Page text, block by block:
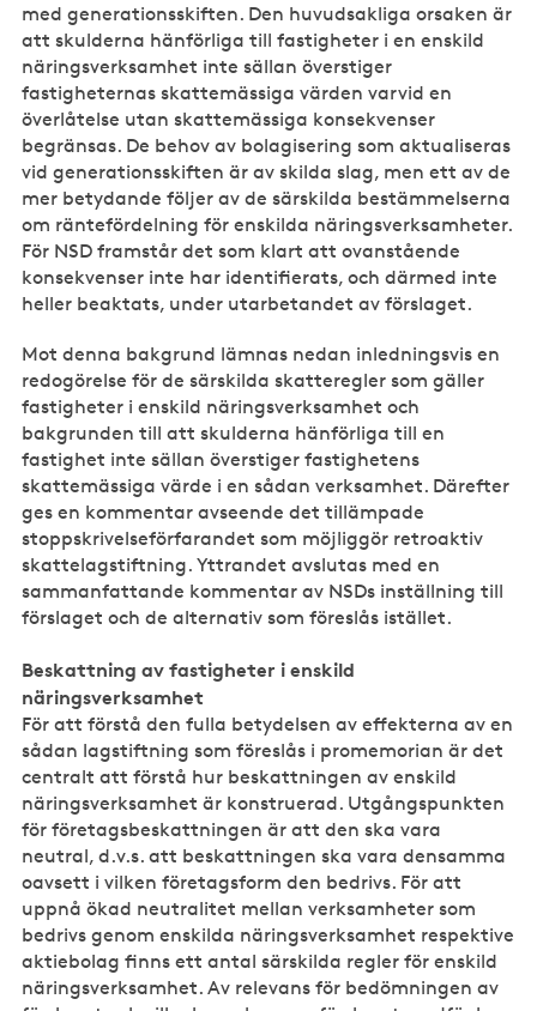
med generationsskiften. Den huvudsakliga orsaken är
att skulderna hänförliga till fastigheter i en enskild
näringsverksamhet inte sällan överstiger
fastigheternas skattemässiga värden varvid en
överlåtelse utan skattemässiga konsekvenser
begränsas. De behov av bolagisering som aktualiseras
vid generationsskiften är av skilda slag, men ett av de
mer betydande följer av de särskilda bestämmelserna
om räntefördelning för enskilda näringsverksamheter.
För NSD framstår det som klart att ovanstående
konsekvenser inte har identifierats, och därmed inte
heller beaktats, under utarbetandet av förslaget.
Mot denna bakgrund lämnas nedan inledningsvis en
redogörelse för de särskilda skatteregler som gäller
fastigheter i enskild näringsverksamhet och
bakgrunden till att skulderna hänförliga till en
fastighet inte sällan överstiger fastighetens
skattemässiga värde i en sådan verksamhet. Därefter
ges en kommentar avseende det tillämpade
stoppskrivelseförfarandet som möjliggör retroaktiv
skattelagstiftning. Yttrandet avslutas med en
sammanfattande kommentar av NSDs inställning till
förslaget och de alternativ som föreslås istället.
Beskattning av fastigheter i enskild
näringsverksamhet
För att förstå den fulla betydelsen av effekterna av en
sådan lagstiftning som föreslås i promemorian är det
centralt att förstå hur beskattningen av enskild
näringsverksamhet är konstruerad. Utgångspunkten
för företagsbeskattningen är att den ska vara
neutral, d.v.s. att beskattningen ska vara densamma
oavsett i vilken företagsform den bedrivs. För att
uppnå ökad neutralitet mellan verksamheter som
bedrivs genom enskilda näringsverksamhet respektive
aktiebolag finns ett antal särskilda regler för enskild
näringsverksamhet. Av relevans för bedömningen av